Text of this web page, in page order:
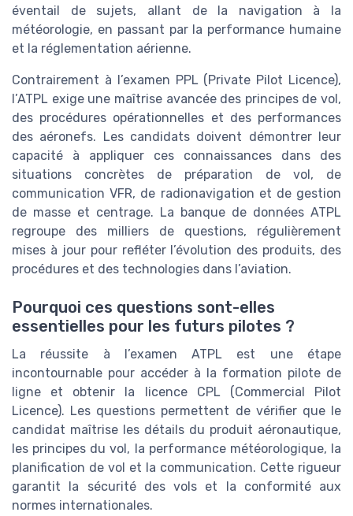
éventail de sujets, allant de la navigation à la
météorologie, en passant par la performance humaine
et la réglementation aérienne.
Contrairement à l’examen PPL (Private Pilot Licence),
l’ATPL exige une maîtrise avancée des principes de vol,
des procédures opérationnelles et des performances
des aéronefs. Les candidats doivent démontrer leur
capacité à appliquer ces connaissances dans des
situations concrètes de préparation de vol, de
communication VFR, de radionavigation et de gestion
de masse et centrage. La banque de données ATPL
regroupe des milliers de questions, régulièrement
mises à jour pour refléter l’évolution des produits, des
procédures et des technologies dans l’aviation.
Pourquoi ces questions sont-elles
essentielles pour les futurs pilotes ?
La réussite à l’examen ATPL est une étape
incontournable pour accéder à la formation pilote de
ligne et obtenir la licence CPL (Commercial Pilot
Licence). Les questions permettent de vérifier que le
candidat maîtrise les détails du produit aéronautique,
les principes du vol, la performance météorologique, la
planification de vol et la communication. Cette rigueur
garantit la sécurité des vols et la conformité aux
normes internationales.